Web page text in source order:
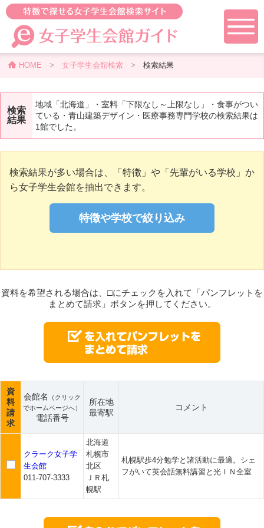
HOME > 女子学生会館検索> 検索結果
検索
結果
地域「北海道」・室料「下限なし～上限なし」・食事がつい
ている・青山建築デザイン・医療事務専門学校の検索結果は
1館でした。
検索結果が多い場合は、「特徴」や「先輩がいる学校」か
ら女子学生会館を抽出できます。
資料を希望される場合は、□にチェックを入れて「パンフレットを
まとめて請求」ボタンを押してください。
資
料
請
求
会館名
（クリック
でホームページへ）
電話番号
所在地
最寄駅
コメント
クラーク女子学
生会館
011-707-3333
北海道
札幌市
北区
ＪＲ札
幌駅
札幌駅歩4分勉学と諸活動に最適。シェ
フがいて英会話無料講習と光ＩＮ全室